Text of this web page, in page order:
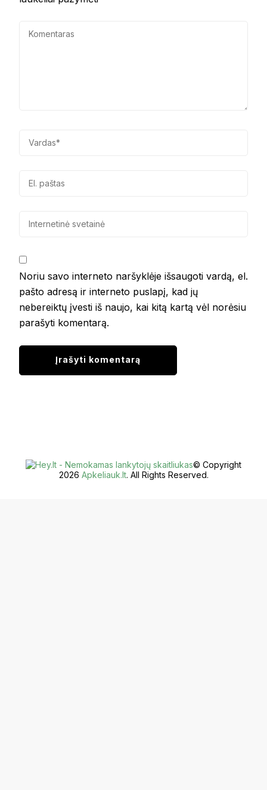
Noriu savo interneto naršyklėje išsaugoti vardą, el.
pašto adresą ir interneto puslapį, kad jų
nebereiktų įvesti iš naujo, kai kitą kartą vėl norėsiu
parašyti komentarą.
© Copyright
2026 Apkeliauk.lt. All Rights Reserved.